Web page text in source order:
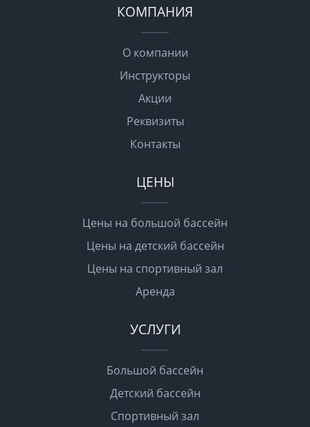
КОМПАНИЯ
О компании
Инструкторы
Акции
Реквизиты
Контакты
ЦЕНЫ
Цены на большой бассейн
Цены на детский бассейн
Цены на спортивный зал
Аренда
УСЛУГИ
Большой бассейн
Детский бассейн
Спортивный зал